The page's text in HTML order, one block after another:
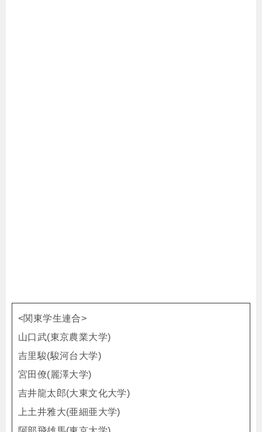
<関東学生連合>
山口武(東京農業大学)
吉里駿(駿河台大学)
宮田僚(麗澤大学)
吉井龍太郎(大東文化大学)
上土井雅大(亜細亜大学)